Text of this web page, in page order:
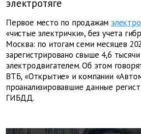
электротяге
Первое место по продажам
«чистые электрички», без учета
Москва: по итогам семи месяцев
зарегистрировано свыше 4,6
электродвигателем. Об этом
ВТБ, «Открытие» и компании
проанализировавшие данные
ГИБДД.